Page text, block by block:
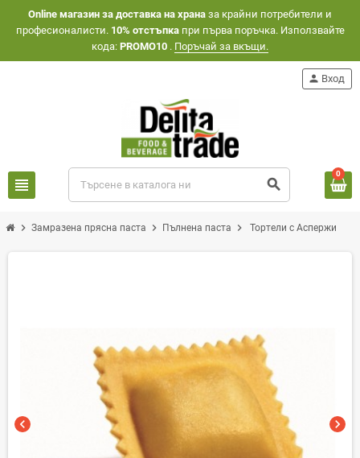
Оnline магазин за доставка на храна за крайни потребители и
професионалисти. 10% отстъпкапри първа поръчка. Използвайте
кода: PROMO10 . Поръчай за вкъщи.
view_headline search
person Вход
0
chevron_right Замразена прясна паста chevron_right Пълнена паста chevron_right Тортели с Аспержи
chevron_left chevron_right